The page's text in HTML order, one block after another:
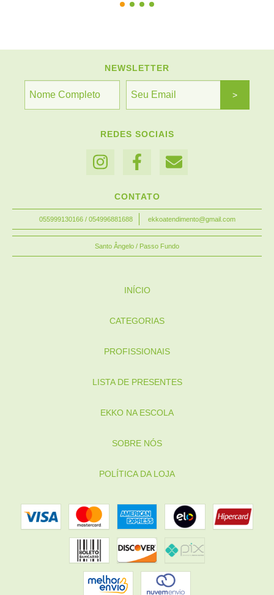
NEWSLETTER
REDES SOCIAIS
CONTATO
055999130166 / 054996881688 ekkoatendimento@gmail.com
Santo Ângelo / Passo Fundo
INÍCIO
CATEGORIAS
PROFISSIONAIS
LISTA DE PRESENTES
EKKO NA ESCOLA
SOBRE NÓS
POLÍTICA DA LOJA